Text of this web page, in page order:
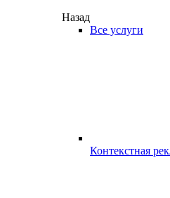
Назад
Все услуги
Контекстная